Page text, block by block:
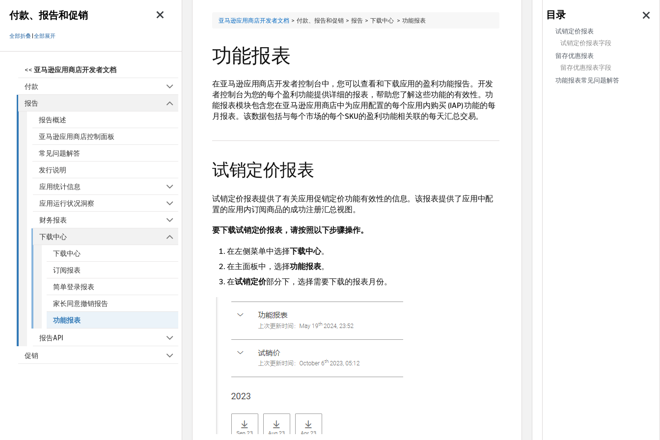
付款、报告和促销
全部折叠|全部展开
<< 亚马逊应用商店开发者文档
付款
报告
报告概述
亚马逊应用商店控制面板
常见问题解答
发行说明
应用统计信息
应用运行状况洞察
财务报表
下载中心
下载中心
订阅报表
简单登录报表
家长同意撤销报告
功能报表
报告API
促销
亚马逊应用商店开发者文档 > 付款、报告和促销 > 报告 > 下载中心 > 功能报表
功能报表
在亚马逊应用商店开发者控制台中，您可以查看和下载应用的盈利功能报告。开发
者控制台为您的每个盈利功能提供详细的报表，帮助您了解这些功能的有效性。功
能报表模块包含您在亚马逊应用商店中为应用配置的每个应用内购买 (IAP) 功能的每
月报表。该数据包括与每个市场的每个SKU的盈利功能相关联的每天汇总交易。
试销定价报表
试销定价报表提供了有关应用促销定价功能有效性的信息。该报表提供了应用中配
置的应用内订阅商品的成功注册汇总视图。
要下载试销定价报表，请按照以下步骤操作。
在左侧菜单中选择下载中心。
在主面板中，选择功能报表。
在试销定价部分下，选择需要下载的报表月份。
试销定价报表
试销定价报表字段
留存优惠报表
留存优惠报表字段
功能报表常见问题解答